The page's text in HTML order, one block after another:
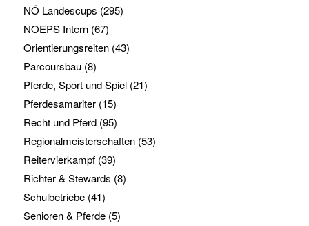
NÖ Landescups (295)
NOEPS Intern(67)
Orientierungsreiten(43)
Parcoursbau(8)
Pferde, Sport und Spiel(21)
Pferdesamariter(15)
Recht und Pferd(95)
Regionalmeisterschaften(53)
Reitervierkampf(39)
Richter & Stewards (8)
Schulbetriebe(41)
Senioren & Pferde(5)